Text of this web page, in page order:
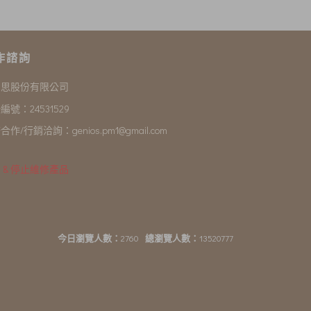
諮詢
股份有限公司
號：24531529
作/行銷洽詢：genios.pm1@gmail.com
& 停止維修產品
今日瀏覽人數： 2760 總瀏覽人數： 13520777